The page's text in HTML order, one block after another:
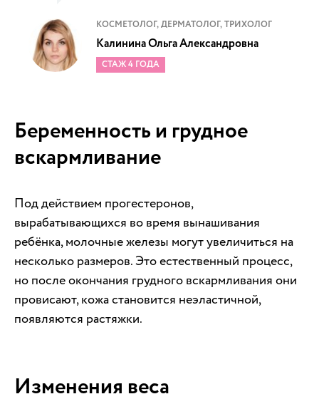
КОСМЕТОЛОГ, ДЕРМАТОЛОГ, ТРИХОЛОГ
Калинина Ольга Александровна
СТАЖ 4 ГОДА
Беременность и грудное
вскармливание
Под действием прогестеронов,
вырабатывающихся во время вынашивания
ребёнка, молочные железы могут увеличиться на
несколько размеров. Это естественный процесс,
но после окончания грудного вскармливания они
провисают, кожа становится неэластичной,
появляются растяжки.
Изменения веса